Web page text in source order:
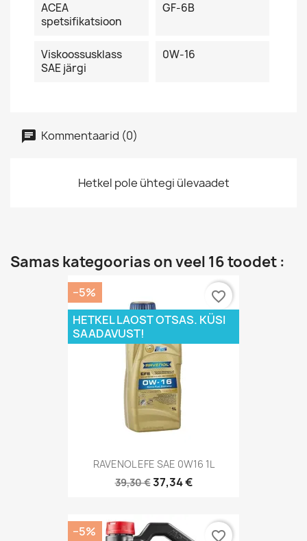
ACEA
spetsifikatsioon
GF-6B
Viskoossusklass
SAE järgi
0W-16
Kommentaarid (0)
Hetkel pole ühtegi ülevaadet
Samas kategoorias on veel 16 toodet :
RAVENOL EFE SAE 0W16 1L
39,30 €37,34 €
−5%
HETKEL LAOST OTSAS. KÜSI
SAADAVUST!
favorite_border
−5% favorite_border